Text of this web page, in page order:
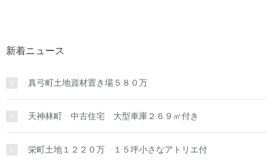
新着ニュース
真弓町土地資材置き場５８０万
天神林町 中古住宅 大型車庫２６９㎡付き
栄町土地１２２０万 １５坪小さなアトリエ付